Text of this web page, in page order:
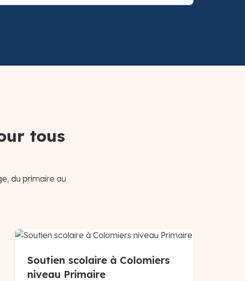
tous
du primaire au
Soutien scolaire à Colomiers
niveau Primaire